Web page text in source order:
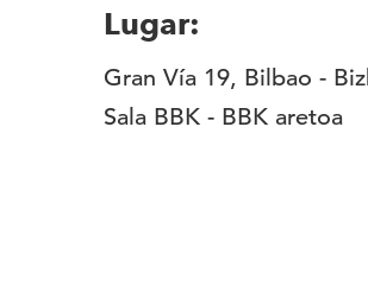
Lugar:
Gran Vía 19, Bilbao -
Sala BBK - BBK aretoa